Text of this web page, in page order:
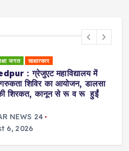
समाज शिक्षा जगत
: बड़ा जामदा क्षेत्र में टाटा
व दयानंद एंग्लो वैदिक संस्था
डीएवी स्कूल खोले जाने की मांग
NEWS 24
6, 2026